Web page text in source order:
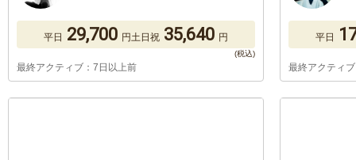
平日 29,700 円土日祝 35,640 円
最終アクティブ：7日以上前
平日
最終アクティ